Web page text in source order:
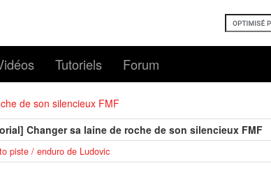
Tutoriels Forum
de son silencieux FMF
Changer sa laine de roche de son silencieux FMF